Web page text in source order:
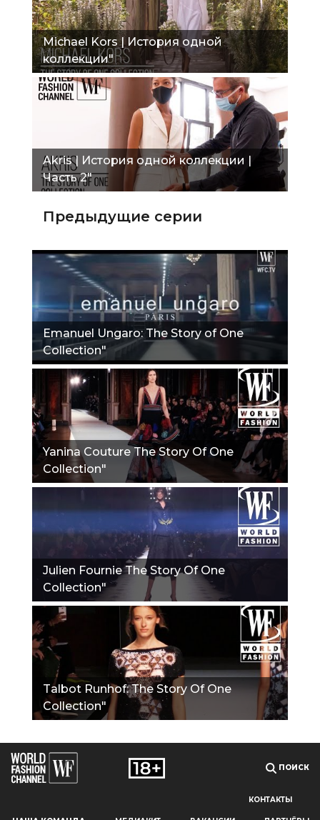
Michael Kors | История одной
коллекции"
Akris | История одной коллекции |
Часть 2"
Предыдущие серии
Emanuel Ungaro: The Story of One
Collection"
Yanina Couture The Story Of One
Collection"
Julien Fournie The Story Of One
Collection"
Talbot Runhof: The Story Of One
Collection"
ПОИСК
КОНТАКТЫ